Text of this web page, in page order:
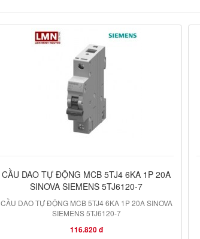
CẦU DAO TỰ ĐỘNG MCB 5TJ4 6KA 1P 20A
SINOVA SIEMENS 5TJ6120-7
CẦU DAO TỰ ĐỘNG MCB 5TJ4 6KA 1P 20A SINOVA
SIEMENS 5TJ6120-7
116.820 đ